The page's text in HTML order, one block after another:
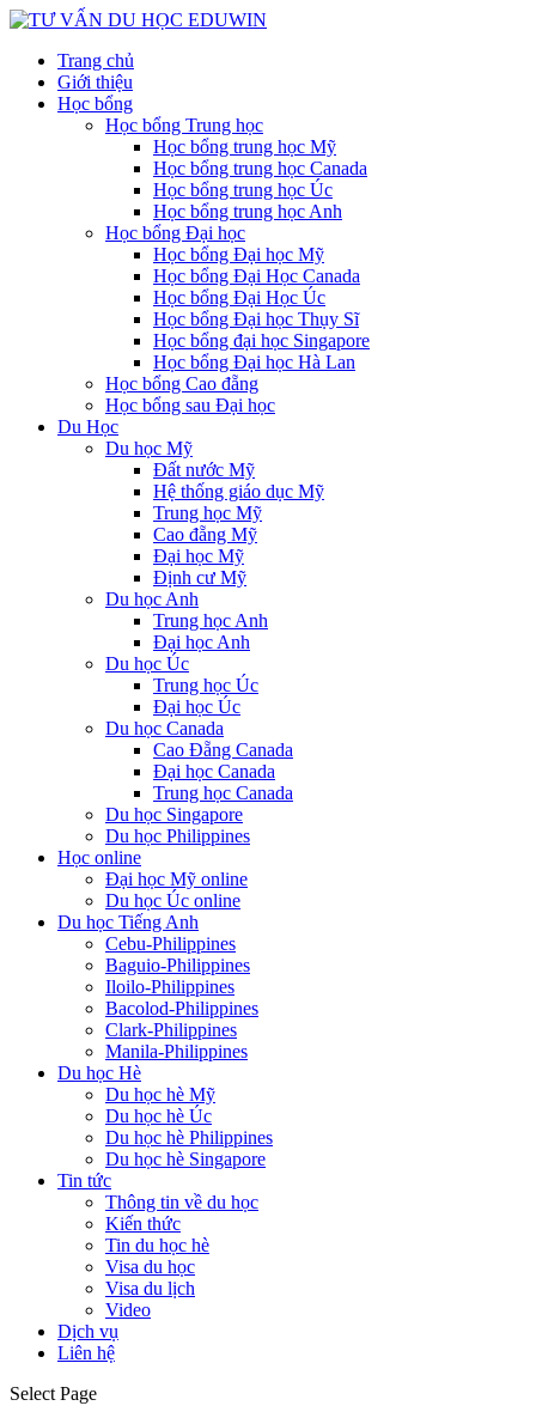
Trang chủ
Giới thiệu
Học bổng
Học bổng Trung học
Học bổng trung học Mỹ
Học bổng trung học Canada
Học bổng trung học Úc
Học bổng trung học Anh
Học bổng Đại học
Học bổng Đại học Mỹ
Học bổng Đại Học Canada
Học bổng Đại Học Úc
Học bổng Đại học Thụy Sĩ
Học bổng đại học Singapore
Học bổng Đại học Hà Lan
Học bổng Cao đẵng
Học bổng sau Đại học
Du Học
Du học Mỹ
Đất nước Mỹ
Hệ thống giáo dục Mỹ
Trung học Mỹ
Cao đẵng Mỹ
Đại học Mỹ
Định cư Mỹ
Du học Anh
Trung học Anh
Đại học Anh
Du học Úc
Trung học Úc
Đại học Úc
Du học Canada
Cao Đẵng Canada
Đại học Canada
Trung học Canada
Du học Singapore
Du học Philippines
Học online
Đại học Mỹ online
Du học Úc online
Du học Tiếng Anh
Cebu-Philippines
Baguio-Philippines
Iloilo-Philippines
Bacolod-Philippines
Clark-Philippines
Manila-Philippines
Du học Hè
Du học hè Mỹ
Du học hè Úc
Du học hè Philippines
Du học hè Singapore
Tin tức
Thông tin về du học
Kiến thức
Tin du học hè
Visa du học
Visa du lịch
Video
Dịch vụ
Liên hệ
Select Page